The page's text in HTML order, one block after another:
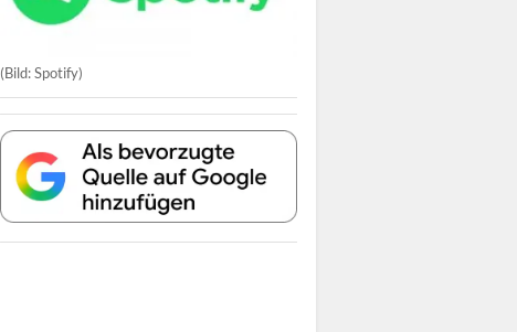
(Bild: Spotify)